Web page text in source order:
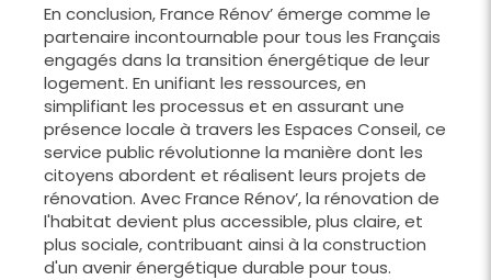
En conclusion, France Rénov’ émerge comme le
partenaire incontournable pour tous les Français
engagés dans la transition énergétique de leur
logement. En unifiant les ressources, en
simplifiant les processus et en assurant une
présence locale à travers les Espaces Conseil, ce
service public révolutionne la manière dont les
citoyens abordent et réalisent leurs projets de
rénovation. Avec France Rénov’, la rénovation de
l'habitat devient plus accessible, plus claire, et
plus sociale, contribuant ainsi à la construction
d'un avenir énergétique durable pour tous.